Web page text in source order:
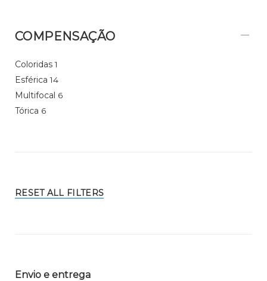
COMPENSAÇÃO
Coloridas 1
Esférica 14
Multifocal 6
Tórica 6
RESET ALL FILTERS
Envio e entrega